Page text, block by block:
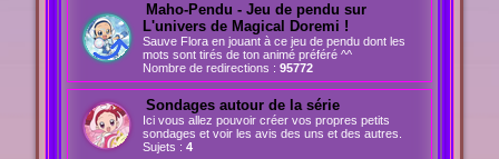
Maho-Pendu - Jeu de pendu sur
L'univers de Magical Doremi !
Sauve Flora en jouant à ce jeu de pendu dont les
mots sont tirés de ton animé préféré ^^
Nombre de redirections : 95772
Sondages autour de la série
Ici vous allez pouvoir créer vos propres petits
sondages et voir les avis des uns et des autres.
Sujets : 4